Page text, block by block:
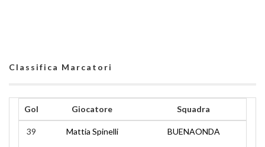
Classifica Marcatori
Gol Giocatore Squadra
39 Mattia Spinelli BUENAONDA